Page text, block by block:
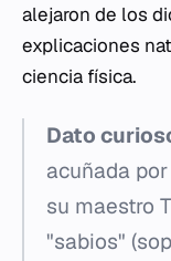
alejaron de los
explicaciones
ciencia física.
Dato
acuñada
su maestro
"sabios" (